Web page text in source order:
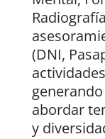
(DNI,
abordar
y